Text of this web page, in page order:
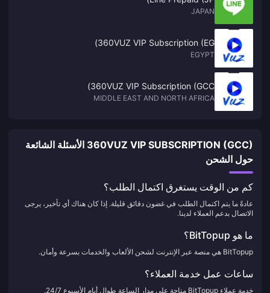
JAPAN
360VUZ VIP Subscription (EG)
EGYPT
360VUZ VIP Subscription (GCC)
MIDDLE EAST AND NORTH AFRICA
360VUZ VIP SUBSCRIPTION (GCC) الأسئلة الشائعة
حول الشحن
كم من الوقت يستغرق اكتمال الطلب؟
عادةً ما يتم اكتمال الطلب في غضون دقائق قليلة. إذا كان هناك أي تأخير، يرجى
الاتصال بدعم العملاء لدينا.
ما هو BitTopup؟
BitTopup هي منصة عبر الإنترنت لشحن الألعاب والخدمات بسرعة وأمان.
ساعات عمل خدمة العملاء؟
خدمة عملاء BitTopup متاحة على مدار الساعة طوال أيام الأسبوع 24/7.